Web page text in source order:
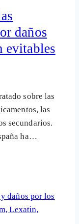
daños
evitables
sobre las
las
secundarios.
ha…